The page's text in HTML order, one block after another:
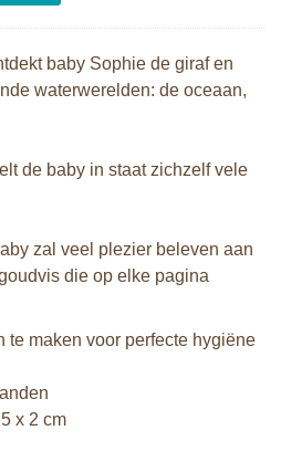
baby Sophie de giraf en
waterwerelden: de oceaan,
de baby in staat zichzelf vele
zal veel plezier beleven aan
die op elke pagina
te maken voor perfecte hygiëne
x 2 cm